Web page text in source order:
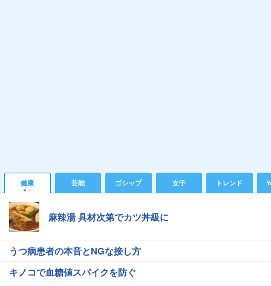
健康 芸能 ゴシップ 女子 トレンド
麻辣湯 具材次第でカツ丼級に
うつ病患者の本音とNGな接し方
キノコで血糖値スパイクを防ぐ